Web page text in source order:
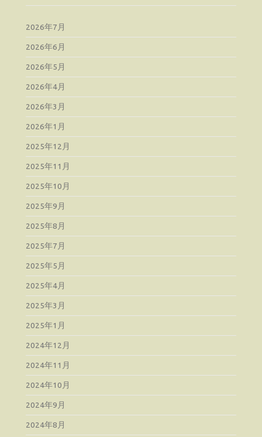
2026年7月
2026年6月
2026年5月
2026年4月
2026年3月
2026年1月
2025年12月
2025年11月
2025年10月
2025年9月
2025年8月
2025年7月
2025年5月
2025年4月
2025年3月
2025年1月
2024年12月
2024年11月
2024年10月
2024年9月
2024年8月